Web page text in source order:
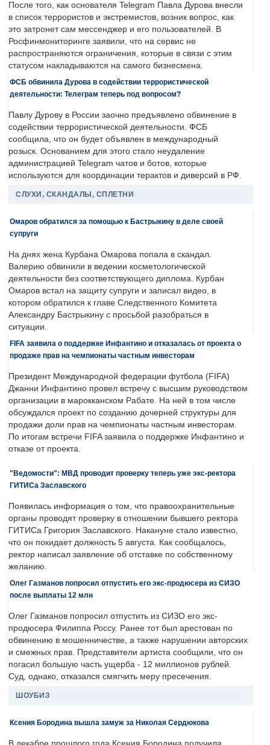
После того, как основателя Telegram Павла Дурова внесли
в список террористов и экстремистов, возник вопрос, как
это затронет сам мессенджер и его пользователей. В
Росфинмониторинге заявили, что на сервис не
распространяются ограничения, которые в связи с этим
статусом накладываются на самого бизнесмена.
ФСБ обвинила Дурова в содействии террористической
деятельности: Телеграм теперь под вопросом?
Павлу Дурову в России заочно предъявлено обвинение в
содействии террористической деятельности. ФСБ
сообщила, что он будет объявлен в международный
розыск. Основанием для этого стало неудаление
администрацией Telegram чатов и ботов, которые
используются для координации терактов и диверсий в РФ.
СЛУХИ, СКАНДАЛЫ, СПЛЕТНИ
Омаров обратился за помощью к Бастрыкину в деле своей
супруги
На днях жена Курбана Омарова попала в скандал.
Валерию обвинили в ведении косметологической
деятельности без соответствующего диплома. Курбан
Омаров встал на защиту супруги и записал видео, в
котором обратился к главе Следственного Комитета
Александру Бастрыкину с просьбой разобраться в
ситуации.
FIFA заявила о поддержке Инфантино и отказалась от проекта о
продаже прав на чемпионаты частным инвесторам
Президент Международной федерации футбола (FIFA)
Джанни Инфантино провел встречу с высшим руководством
организации в марокканском Рабате. На ней в том числе
обсуждался проект по созданию дочерней структуры для
продажи доли прав на чемпионаты частным инвесторам.
По итогам встречи FIFA заявила о поддержке Инфантино и
отказе от проекта.
"Ведомости": МВД проводит проверку теперь уже экс-ректора
ГИТИСа Заславского
Появилась информация о том, что правоохранительные
органы проводят проверку в отношении бывшего ректора
ГИТИСа Григория Заславского. Накануне стало известно,
что он покидает должность 5 августа. Как сообщалось,
ректор написал заявление об отставке по собственному
желанию.
Олег Газманов попросил отпустить его экс-продюсера из СИЗО
после выплаты 12 млн
Олег Газманов попросил отпустить из СИЗО его экс-
продюсера Филиппа Россу. Ранее тот был арестован по
обвинению в мошенничестве, а также нарушении авторских
и смежных прав. Представители артиста сообщили, что он
погасил большую часть ущерба - 12 миллионов рублей.
Суд, однако, отказался смягчить меру пресечения.
ШОУБИЗ
Ксения Бородина вышла замуж за Николая Сердюкова